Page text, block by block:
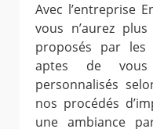
Avec l’entreprise
vous n’aurez
proposés par les
aptes de
personnalisés
nos procédés
une ambiance